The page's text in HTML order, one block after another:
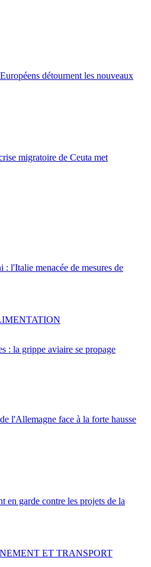
détournent les nouveaux
migratoire de Ceuta met
: l'Italie menacée de mesures de
: la grippe aviaire se propage
l'Allemagne face à la forte hausse
en garde contre les projets de la
ET TRANSPORT